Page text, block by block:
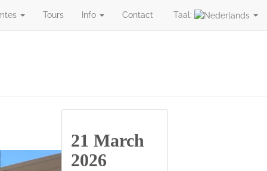
Tours Info Contact Taal:
Tours Info Contact Taal:
21 March
2026